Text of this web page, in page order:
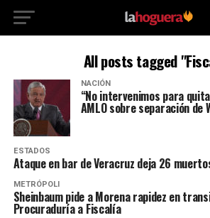
All posts tagged
NACIÓN
“No intervenimos para
AMLO sobre separación de
ESTADOS
Ataque en bar de Veracruz deja 26
METRÓPOLI
Sheinbaum pide a Morena rapidez en
Procuraduría a Fiscalía